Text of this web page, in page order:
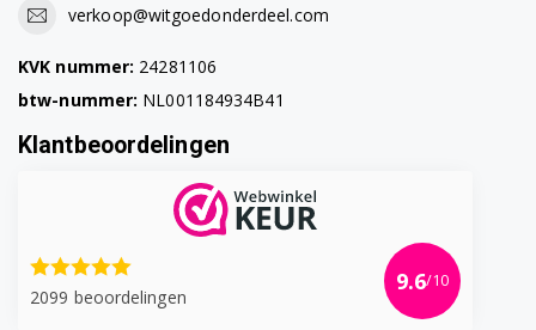
verkoop@witgoedonderdeel.com
KVK nummer: 24281106
btw-nummer: NL001184934B41
Klantbeoordelingen
2099 beoordelingen
9.6/10